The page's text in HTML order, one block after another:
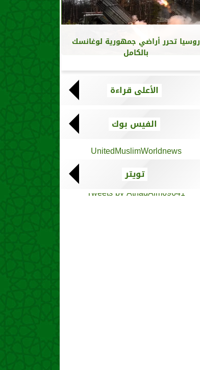
روسيا تحرر أراضي جمهورية لوغانسك
بالكامل
الأعلى قراءة
الفيس بوك
UnitedMuslimWorldnews
تويتر
Tweets by AthadAlm69641